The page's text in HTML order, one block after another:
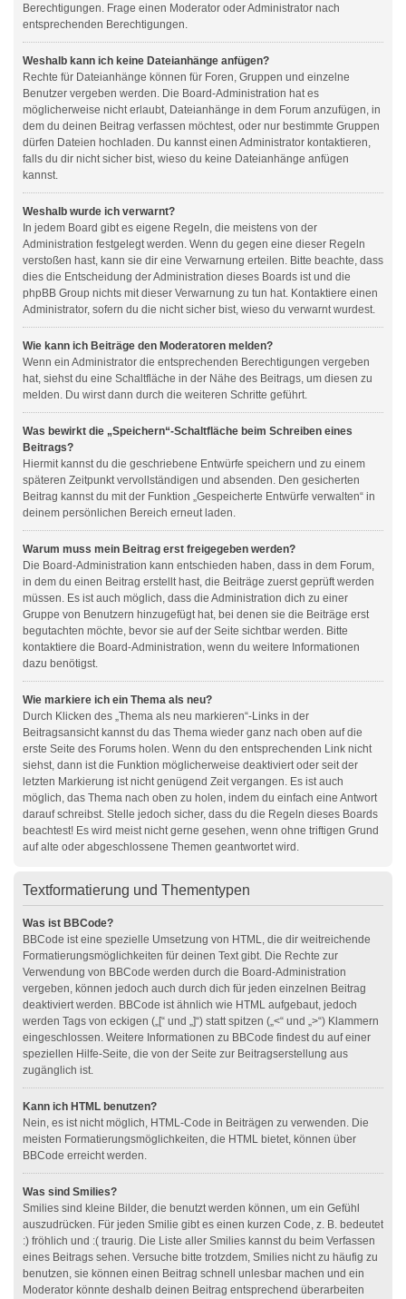
Berechtigungen. Frage einen Moderator oder Administrator nach
entsprechenden Berechtigungen.
Weshalb kann ich keine Dateianhänge anfügen?
Rechte für Dateianhänge können für Foren, Gruppen und einzelne
Benutzer vergeben werden. Die Board-Administration hat es
möglicherweise nicht erlaubt, Dateianhänge in dem Forum anzufügen, in
dem du deinen Beitrag verfassen möchtest, oder nur bestimmte Gruppen
dürfen Dateien hochladen. Du kannst einen Administrator kontaktieren,
falls du dir nicht sicher bist, wieso du keine Dateianhänge anfügen
kannst.
Weshalb wurde ich verwarnt?
In jedem Board gibt es eigene Regeln, die meistens von der
Administration festgelegt werden. Wenn du gegen eine dieser Regeln
verstoßen hast, kann sie dir eine Verwarnung erteilen. Bitte beachte, dass
dies die Entscheidung der Administration dieses Boards ist und die
phpBB Group nichts mit dieser Verwarnung zu tun hat. Kontaktiere einen
Administrator, sofern du die nicht sicher bist, wieso du verwarnt wurdest.
Wie kann ich Beiträge den Moderatoren melden?
Wenn ein Administrator die entsprechenden Berechtigungen vergeben
hat, siehst du eine Schaltfläche in der Nähe des Beitrags, um diesen zu
melden. Du wirst dann durch die weiteren Schritte geführt.
Was bewirkt die „Speichern“-Schaltfläche beim Schreiben eines
Beitrags?
Hiermit kannst du die geschriebene Entwürfe speichern und zu einem
späteren Zeitpunkt vervollständigen und absenden. Den gesicherten
Beitrag kannst du mit der Funktion „Gespeicherte Entwürfe verwalten“ in
deinem persönlichen Bereich erneut laden.
Warum muss mein Beitrag erst freigegeben werden?
Die Board-Administration kann entschieden haben, dass in dem Forum,
in dem du einen Beitrag erstellt hast, die Beiträge zuerst geprüft werden
müssen. Es ist auch möglich, dass die Administration dich zu einer
Gruppe von Benutzern hinzugefügt hat, bei denen sie die Beiträge erst
begutachten möchte, bevor sie auf der Seite sichtbar werden. Bitte
kontaktiere die Board-Administration, wenn du weitere Informationen
dazu benötigst.
Wie markiere ich ein Thema als neu?
Durch Klicken des „Thema als neu markieren“-Links in der
Beitragsansicht kannst du das Thema wieder ganz nach oben auf die
erste Seite des Forums holen. Wenn du den entsprechenden Link nicht
siehst, dann ist die Funktion möglicherweise deaktiviert oder seit der
letzten Markierung ist nicht genügend Zeit vergangen. Es ist auch
möglich, das Thema nach oben zu holen, indem du einfach eine Antwort
darauf schreibst. Stelle jedoch sicher, dass du die Regeln dieses Boards
beachtest! Es wird meist nicht gerne gesehen, wenn ohne triftigen Grund
auf alte oder abgeschlossene Themen geantwortet wird.
Textformatierung und Thementypen
Was ist BBCode?
BBCode ist eine spezielle Umsetzung von HTML, die dir weitreichende
Formatierungsmöglichkeiten für deinen Text gibt. Die Rechte zur
Verwendung von BBCode werden durch die Board-Administration
vergeben, können jedoch auch durch dich für jeden einzelnen Beitrag
deaktiviert werden. BBCode ist ähnlich wie HTML aufgebaut, jedoch
werden Tags von eckigen („[“ und „]“) statt spitzen („<“ und „>“) Klammern
eingeschlossen. Weitere Informationen zu BBCode findest du auf einer
speziellen Hilfe-Seite, die von der Seite zur Beitragserstellung aus
zugänglich ist.
Kann ich HTML benutzen?
Nein, es ist nicht möglich, HTML-Code in Beiträgen zu verwenden. Die
meisten Formatierungsmöglichkeiten, die HTML bietet, können über
BBCode erreicht werden.
Was sind Smilies?
Smilies sind kleine Bilder, die benutzt werden können, um ein Gefühl
auszudrücken. Für jeden Smilie gibt es einen kurzen Code, z. B. bedeutet
:) fröhlich und :( traurig. Die Liste aller Smilies kannst du beim Verfassen
eines Beitrags sehen. Versuche bitte trotzdem, Smilies nicht zu häufig zu
benutzen, sie können einen Beitrag schnell unlesbar machen und ein
Moderator könnte deshalb deinen Beitrag entsprechend überarbeiten